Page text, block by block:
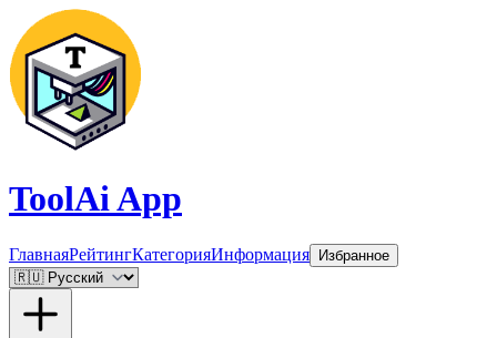
ToolAi App
ГлавнаяРейтингКатегорияИнформация Избранное